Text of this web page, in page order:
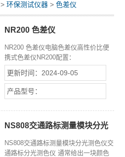
>环保测试仪器 >色差仪
NR200 色差仪
NR200 色差仪电脑色差仪高性价比便
携式色差仪NR200配置：
dE&amp;amp;amp;lt;0.08;光照取景定
位；手动白板校验；8mm测量口径；
可充电锂离子电池;灯泡保修3年100万
次。
更新时间：2024-09-05
产品型号：
NS808交通路标测量模块分光
NS808交通路标测量模块分光测色仪交
通路标分光测色仪 通常给出一块颜色